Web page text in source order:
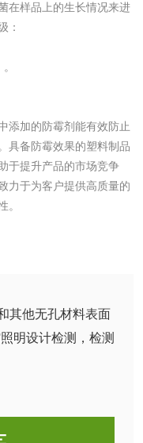
在样品上的生长情况来进
：
添加的防霉剂能有效防止
具备防霉效果的塑料制品
于提升产品的市场竞争
力于为客户提供高质量的
。
其他无孔材料表面
明设计检测，检测
日化产品毒理检测
铝酸钙检测